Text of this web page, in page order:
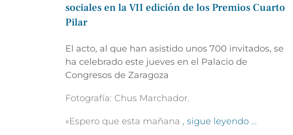
sociales en la VII edición de los Premios Cuarto
Pilar
El acto, al que han asistido unos 700 invitados, se
ha celebrado este jueves en el Palacio de
Congresos de Zaragoza
Fotografía: Chus Marchador.
«Espero que esta mañana , sigue leyendo …